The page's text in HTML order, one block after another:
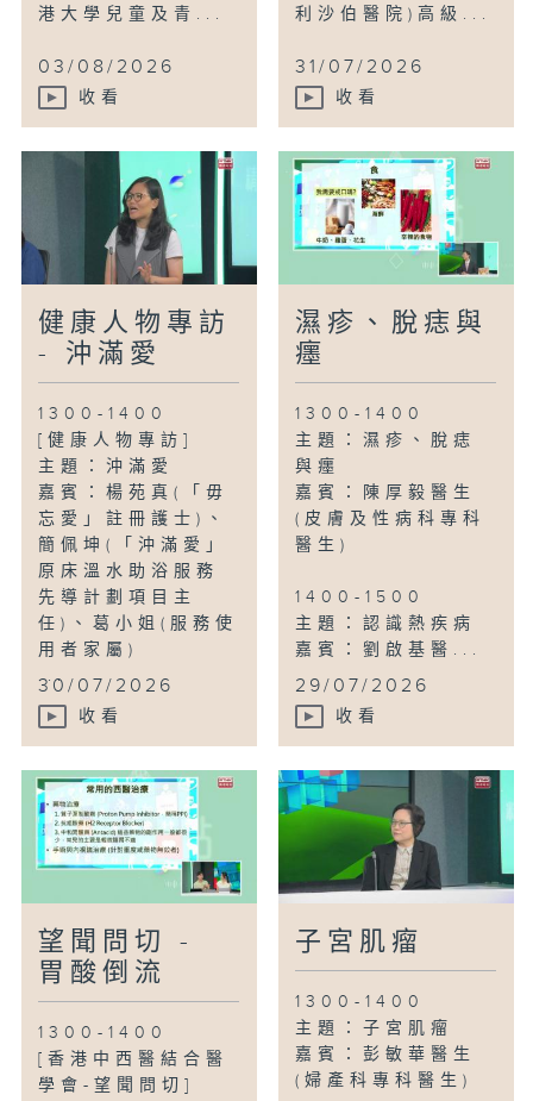
港大學兒童及青...
03/08/2026
收看
利沙伯醫院)高級...
31/07/2026
收看
健康人物專訪
- 沖滿愛
1300-1400
[健康人物專訪]
主題：沖滿愛
嘉賓：楊苑真(「毋
忘愛」註冊護士)、
簡佩坤(「沖滿愛」
原床溫水助浴服務
先導計劃項目主
任)、葛小姐(服務使
用者家屬)
...
30/07/2026
收看
濕疹、脫痣與
癦
1300-1400
主題：濕疹、脫痣
與癦
嘉賓：陳厚毅醫生
(皮膚及性病科專科
醫生)
1400-1500
主題：認識熱疾病
嘉賓：劉啟基醫...
29/07/2026
收看
望聞問切 -
胃酸倒流
1300-1400
[香港中西醫結合醫
學會-望聞問切]
子宮肌瘤
1300-1400
主題：子宮肌瘤
嘉賓：彭敏華醫生
(婦產科專科醫生)